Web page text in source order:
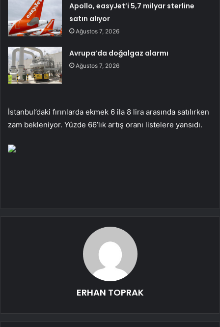
Apollo, easyJet’i 5,7 milyar sterline
satın alıyor
Ağustos 7, 2026
Avrupa’da doğalgaz alarmı
Ağustos 7, 2026
İstanbul’daki fırınlarda ekmek 6 ila 8 lira arasında satılırken
zam bekleniyor. Yüzde 66’lık artış oranı listelere yansıdı.
ERHAN TOPRAK